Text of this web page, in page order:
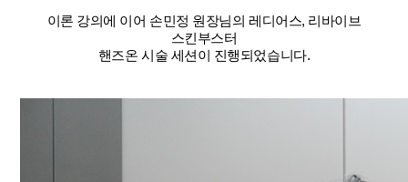
이론 강의에 이어 손민정 원장님의 레디어스, 리바이브
스킨부스터
핸즈온 시술 세션이 진행되었습니다.